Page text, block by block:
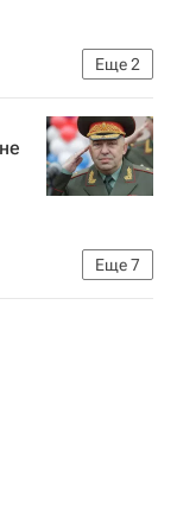
Еще2
Еще7